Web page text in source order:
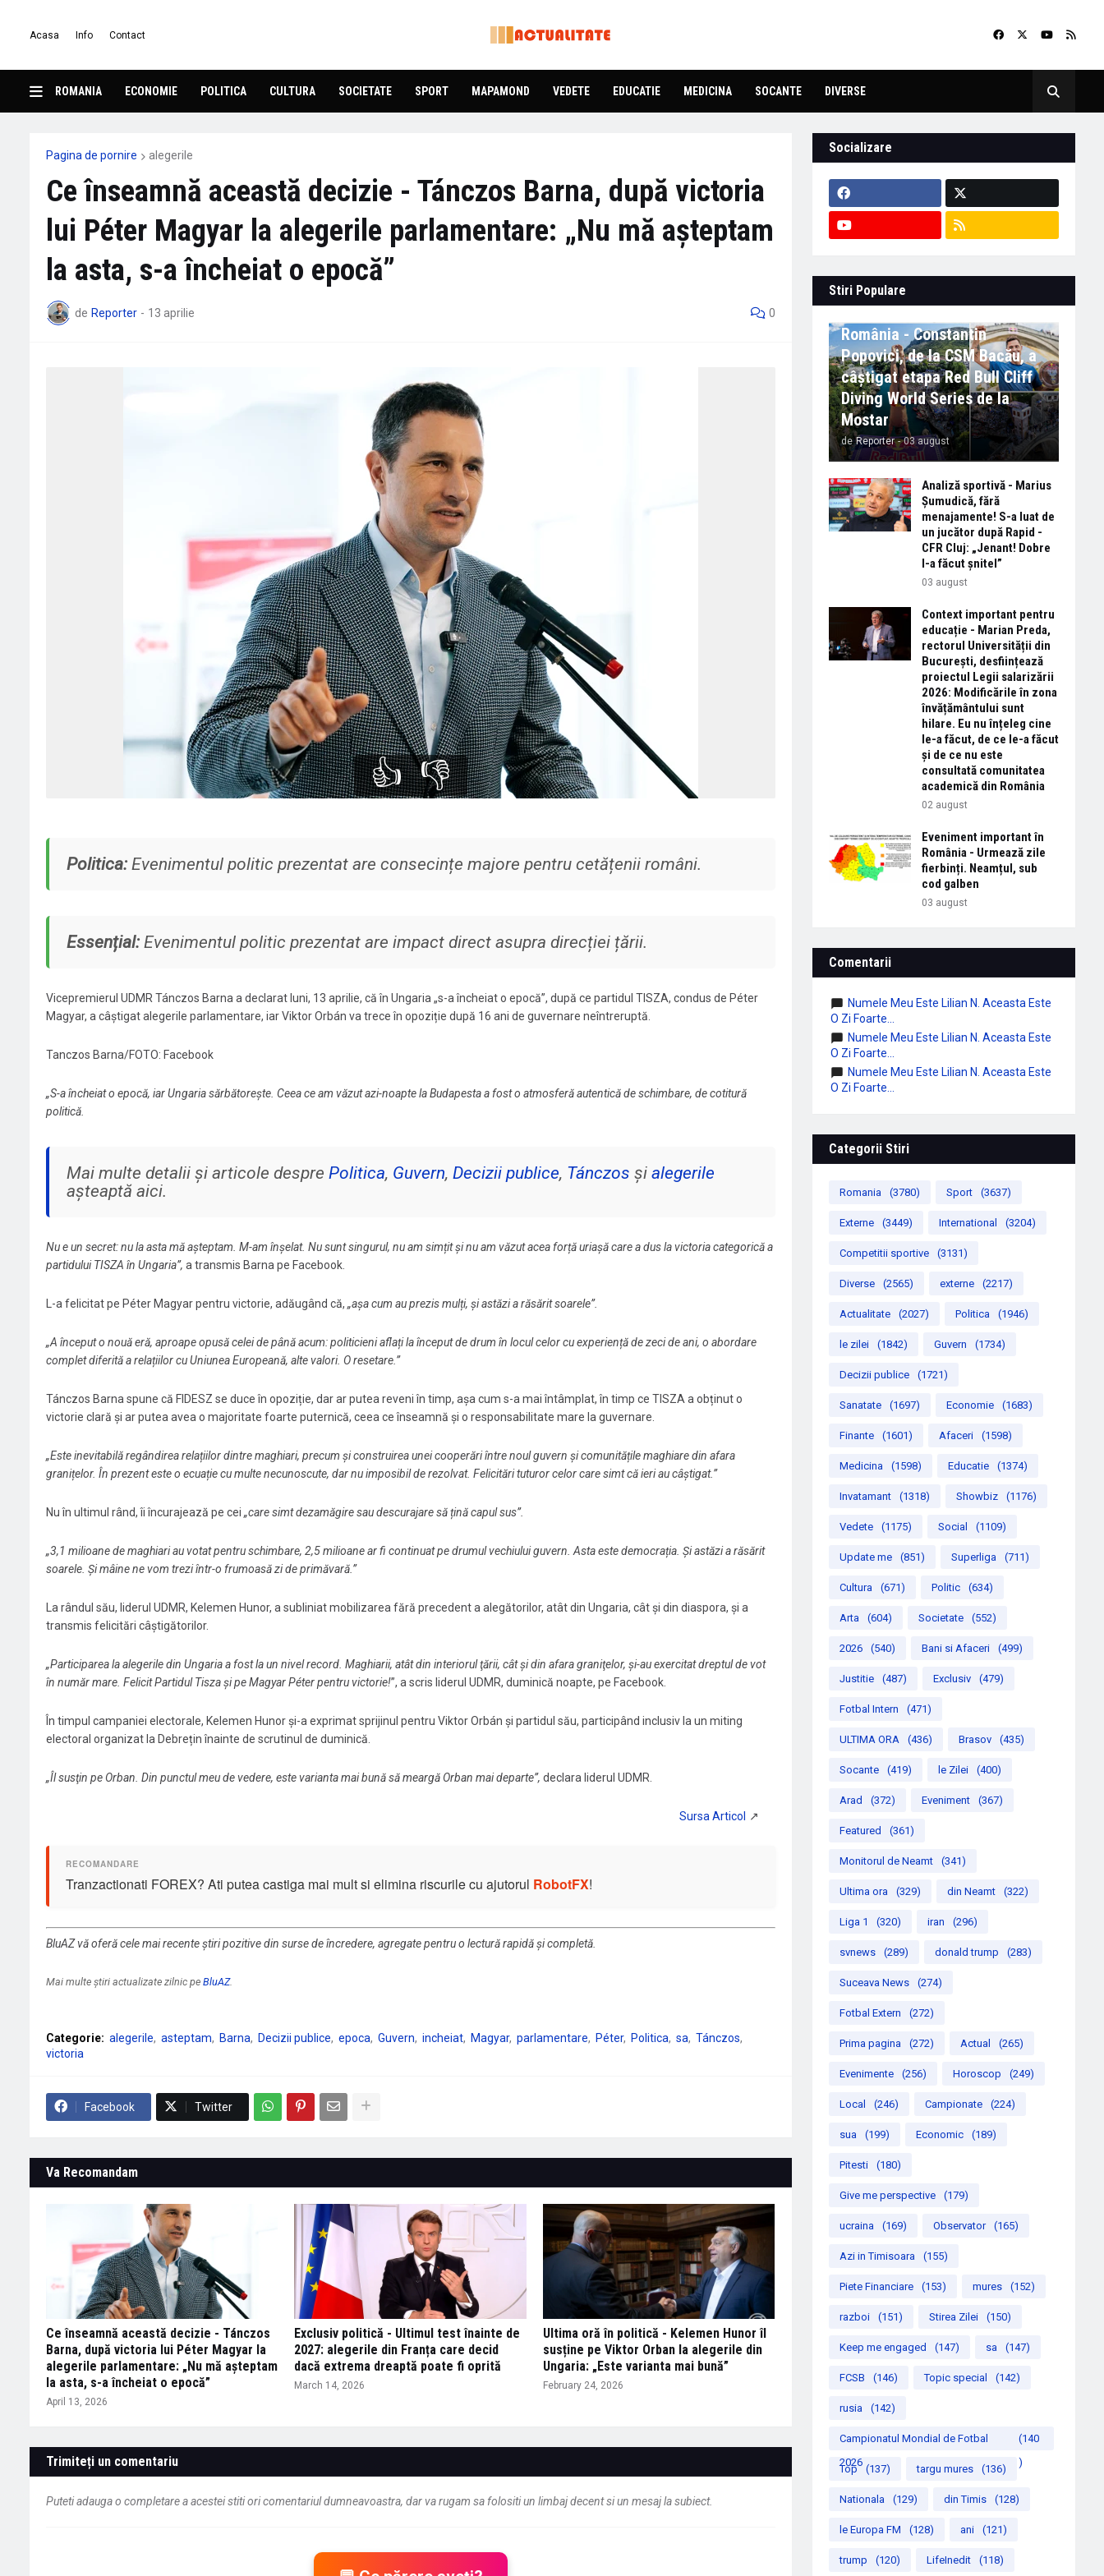
Acasa Info Contact
ROMANIA ECONOMIE POLITICA CULTURA SOCIETATE SPORT MAPAMOND VEDETE EDUCATIE MEDICINA SOCANTE DIVERSE
Pagina de pornire alegerile
Ce înseamnă această decizie - Tánczos Barna, după victoria
lui Péter Magyar la alegerile parlamentare: „Nu mă așteptam
la asta, s-a încheiat o epocă”
de Reporter - 13 aprilie 0
👍 👎
Politica:Evenimentul politic prezentat are consecințe majore pentru cetățenii români.
Essențial:Evenimentul politic prezentat are impact direct asupra direcției țării.
Vicepremierul UDMR Tánczos Barna a declarat luni, 13 aprilie, că în Ungaria „s-a încheiat o epocă”, după ce partidul TISZA, condus de Péter
Magyar, a câștigat alegerile parlamentare, iar Viktor Orbán va trece în opoziție după 16 ani de guvernare neîntreruptă.
Tanczos Barna/FOTO: Facebook
„S-a încheiat o epocă, iar Ungaria sărbătorește. Ceea ce am văzut azi-noapte la Budapesta a fost o atmosferă autentică de schimbare, de cotitură
politică.
Mai multe detalii și articole despre Politica, Guvern, Decizii publice, Tánczos și alegerile
așteaptă aici.
Nu e un secret: nu la asta mă așteptam. M-am înșelat. Nu sunt singurul, nu am simțit și nu am văzut acea forță uriașă care a dus la victoria categorică a
partidului TISZA în Ungaria”, a transmis Barna pe Facebook.
L-a felicitat pe Péter Magyar pentru victorie, adăugând că, „așa cum au prezis mulți, și astăzi a răsărit soarele”.
„A început o nouă eră, aproape opusă celei de până acum: politicieni aflați la început de drum în locul celor cu experiență de zeci de ani, o abordare
complet diferită a relațiilor cu Uniunea Europeană, alte valori. O resetare.”
Tánczos Barna spune că FIDESZ se duce în opoziție, dar ar putea reveni în timp, așa cum s-a mai întâmplat, în timp ce TISZA a obținut o
victorie clară și ar putea avea o majoritate foarte puternică, ceea ce înseamnă și o responsabilitate mare la guvernare.
„Este inevitabilă regândirea relațiilor dintre maghiari, precum și construirea unei cooperări între noul guvern și comunitățile maghiare din afara
granițelor. În prezent este o ecuație cu multe necunoscute, dar nu imposibil de rezolvat. Felicitări tuturor celor care simt că ieri au câștigat.”
Nu în ultimul rând, îi încurajează pe cei „care simt dezamăgire sau descurajare să țină capul sus”.
„3,1 milioane de maghiari au votat pentru schimbare, 2,5 milioane ar fi continuat pe drumul vechiului guvern. Asta este democrația. Și astăzi a răsărit
soarele. Și mâine ne vom trezi într-o frumoasă zi de primăvară.”
La rândul său, liderul UDMR, Kelemen Hunor, a subliniat mobilizarea fără precedent a alegătorilor, atât din Ungaria, cât și din diaspora, și a
transmis felicitări câștigătorilor.
„Participarea la alegerile din Ungaria a fost la un nivel record. Maghiarii, atât din interiorul ţării, cât şi din afara graniţelor, şi-au exercitat dreptul de vot
în număr mare. Felicit Partidul Tisza şi pe Magyar Péter pentru victorie!”, a scris liderul UDMR, duminică noapte, pe Facebook.
În timpul campaniei electorale, Kelemen Hunor și-a exprimat sprijinul pentru Viktor Orbán și partidul său, participând inclusiv la un miting
electoral organizat la Debrețin înainte de scrutinul de duminică.
„Îl susţin pe Orban. Din punctul meu de vedere, este varianta mai bună să meargă Orban mai departe”, declara liderul UDMR.
Tranzactionati FOREX? Ati putea castiga mai mult si elimina riscurile cu ajutorul RobotFX!
BluAZ vă oferă cele mai recente știri pozitive din surse de încredere, agregate pentru o lectură rapidă și completă.
Mai multe știri actualizate zilnic pe BluAZ.
Categorie: alegerile asteptam Barna Decizii publice epoca Guvern incheiat Magyar parlamentare Péter Politica sa
Tánczos
victoria
Facebook Twitter
Va Recomandam
Ce înseamnă această decizie - Tánczos
Barna, după victoria lui Péter Magyar la
alegerile parlamentare: „Nu mă așteptam
la asta, s-a încheiat o epocă”
April 13, 2026
Exclusiv politică - Ultimul test înainte de
2027: alegerile din Franța care decid
dacă extrema dreaptă poate fi oprită
March 14, 2026
Ultima oră în politică - Kelemen Hunor îl
susține pe Viktor Orban la alegerile din
Ungaria: „Este varianta mai bună”
February 24, 2026
Trimiteți un comentariu
Puteti adauga o completare a acestei stiti ori comentariul dumneavoastra, dar va rugam sa folositi un limbaj decent si un mesaj la subiect.
Socializare
Stiri Populare
România - Constantin
Popovici, de la CSM Bacău, a
câștigat etapa Red Bull Cliff
Diving World Series de la
Mostar
de Reporter - 03 august
Analiză sportivă - Marius
Șumudică, fără
menajamente! S-a luat de
un jucător după Rapid -
CFR Cluj: „Jenant! Dobre
l-a făcut șnitel”
03 august
Context important pentru
educație - Marian Preda,
rectorul Universității din
București, desființează
proiectul Legii salarizării
2026: Modificările în zona
învățământului sunt
hilare. Eu nu înțeleg cine
le-a făcut, de ce le-a făcut
și de ce nu este
consultată comunitatea
academică din România
02 august
Eveniment important în
România - Urmează zile
fierbinți. Neamțul, sub
cod galben
03 august
Comentarii
Numele Meu Este Lilian N. Aceasta Este
O Zi Foarte...
Numele Meu Este Lilian N. Aceasta Este
O Zi Foarte...
Numele Meu Este Lilian N. Aceasta Este
O Zi Foarte...
Categorii Stiri
Romania (3780) Sport (3637)
Externe (3449) International (3204)
Competitii sportive (3131)
Diverse (2565) externe (2217)
Actualitate (2027) Politica (1946)
le zilei (1842) Guvern (1734)
Decizii publice (1721)
Sanatate (1697) Economie (1683)
Finante (1601) Afaceri (1598)
Medicina (1598) Educatie (1374)
Invatamant (1318) Showbiz (1176)
Vedete (1175) Social (1109)
Update me (851) Superliga (711)
Cultura (671) Politic (634)
Arta (604) Societate (552)
2026 (540) Bani si Afaceri (499)
Justitie (487) Exclusiv (479)
Fotbal Intern (471)
ULTIMA ORA (436) Brasov (435)
Socante (419) le Zilei (400)
Arad (372) Eveniment (367)
Featured (361)
Monitorul de Neamt (341)
Ultima ora (329) din Neamt (322)
Liga 1 (320) iran (296)
svnews (289) donald trump (283)
Suceava News (274)
Fotbal Extern (272)
Prima pagina (272) Actual (265)
Evenimente (256) Horoscop (249)
Local (246) Campionate (224)
sua (199) Economic (189)
Pitesti (180)
Give me perspective (179)
ucraina (169) Observator (165)
Azi in Timisoara (155)
Piete Financiare (153) mures (152)
razboi (151) Stirea Zilei (150)
Keep me engaged (147) sa (147)
FCSB (146) Topic special (142)
rusia (142)
Campionatul Mondial de Fotbal
2026
(140
)
Top (137) targu mures (136)
Nationala (129) din Timis (128)
le Europa FM (128) ani (121)
trump (120) LifeInedit (118)